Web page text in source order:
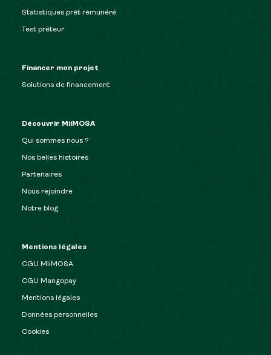
Statistiques prêt rémunéré
Test prêteur
Financer mon projet
Solutions de financement
Découvrir MiiMOSA
Qui sommes nous ?
Nos belles histoires
Partenaires
Nous rejoindre
Notre blog
Mentions légales
CGU MiiMOSA
CGU Mangopay
Mentions légales
Données personnelles
Cookies